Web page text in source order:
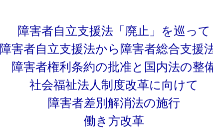
障害者自立支援法「廃止」を巡って
障害者自立支援法から障害者総合支援
障害者権利条約の批准と国内法の整
社会福祉法人制度改革に向けて
障害者差別解消法の施行
働き方改革